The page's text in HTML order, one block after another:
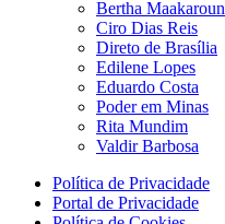
Bertha Maakaroun
Ciro Dias Reis
Direto de Brasília
Edilene Lopes
Eduardo Costa
Poder em Minas
Rita Mundim
Valdir Barbosa
Política de Privacidade
Portal de Privacidade